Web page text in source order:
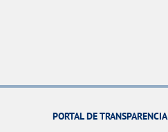
PORTAL DE TRANSPARENCIA